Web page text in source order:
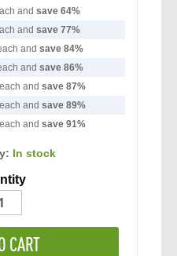
and save 64%
and save 77%
and save84%
and save86%
each and save 87%
each and save 89%
each and save 91%
In stock
CART